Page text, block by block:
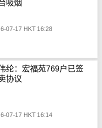
吸烟
07-17 HKT 16:28
纶：宏福苑769户已签
协议
07-17 HKT 16:14